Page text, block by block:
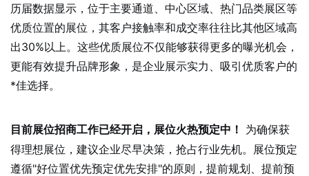
历届数据显示，位于主要通道、中心区域、热门品类展区等
优质位置的展位，其客户接触率和成交率往往比其他区域高
出30%以上。这些优质展位不仅能够获得更多的曝光机会，
更能有效提升品牌形象，是企业展示实力、吸引优质客户的
*佳选择。
目前展位招商工作已经开启，展位火热预定中！
为确保获
得理想展位，建议企业尽早决策，抢占行业先机。展位预定
遵循"好位置优先预定优先安排"的原则，提前规划、提前预